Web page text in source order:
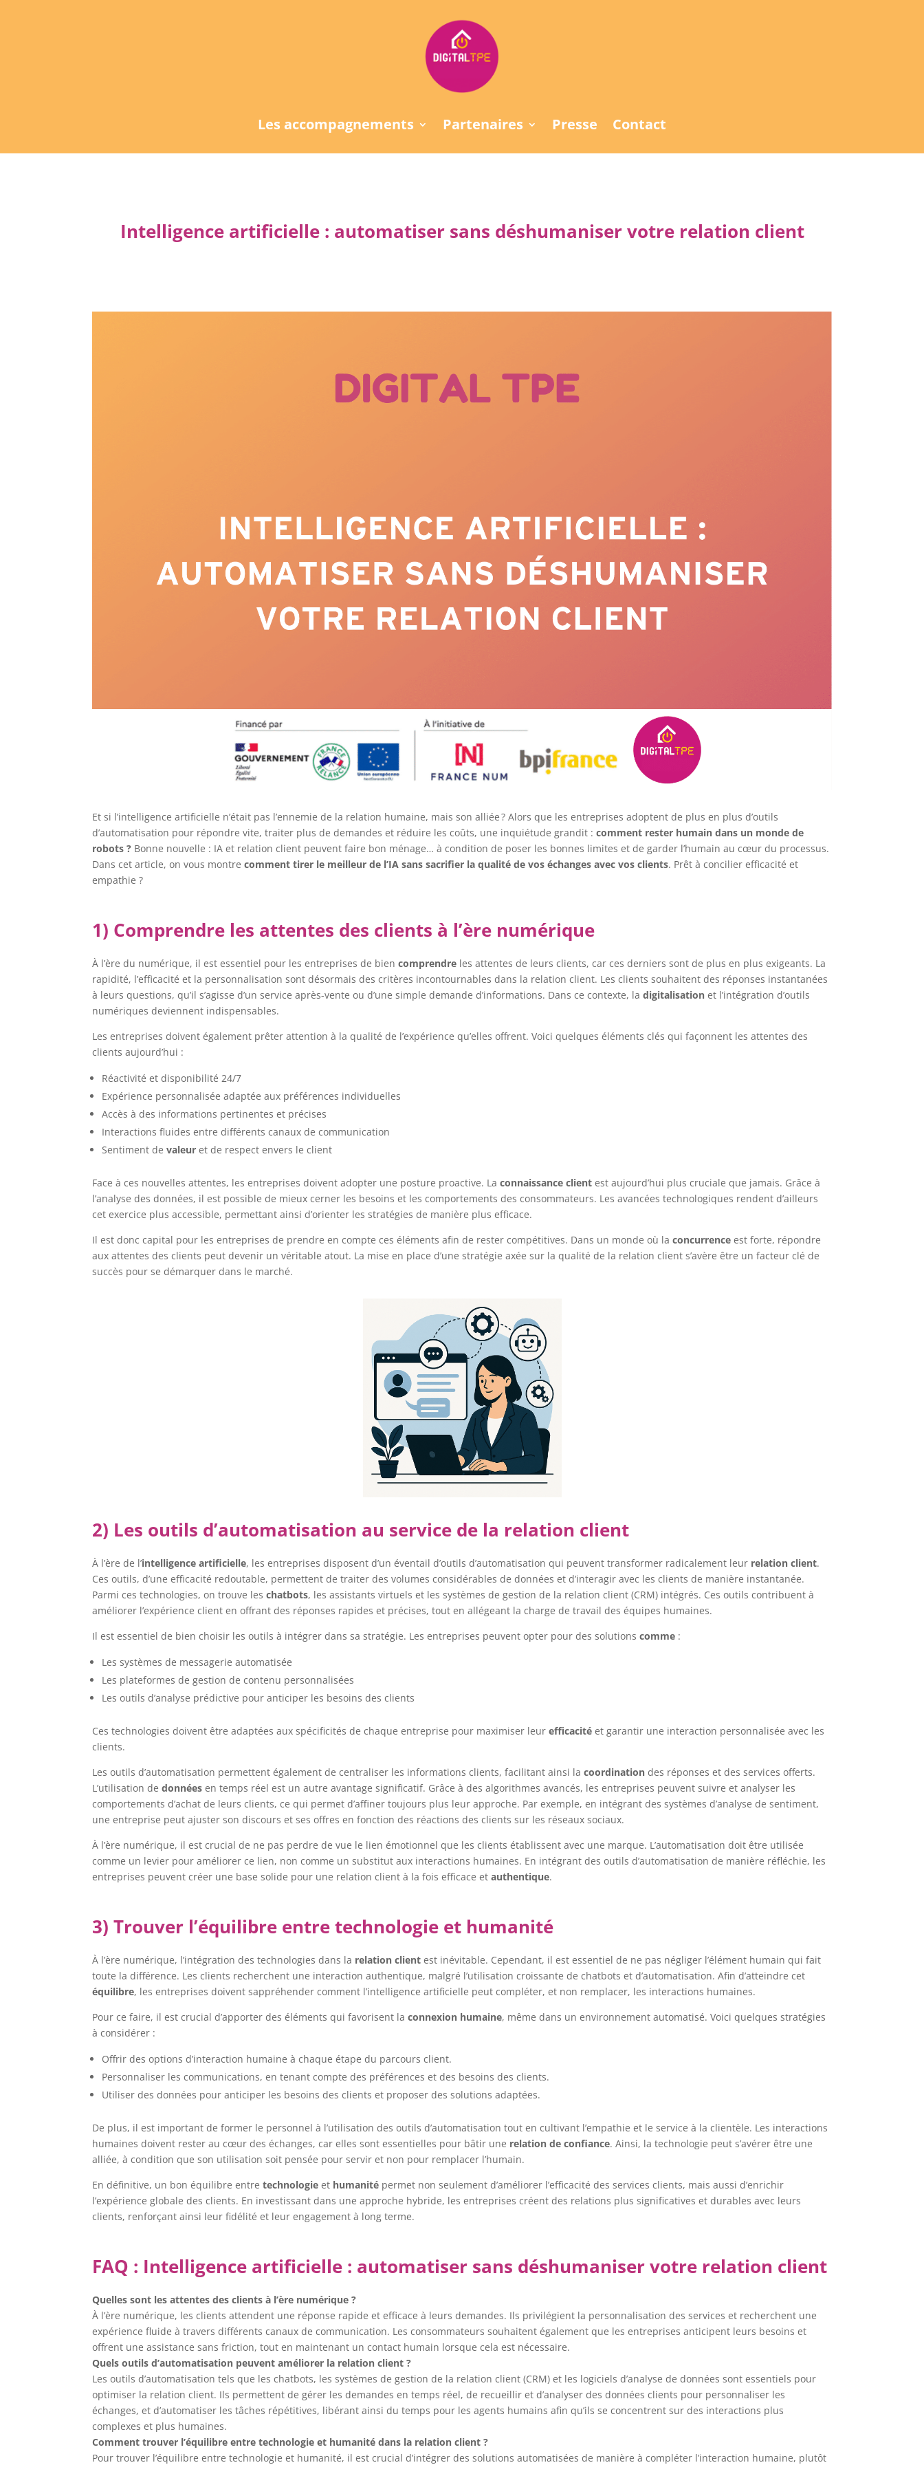
Les accompagnements Partenaires Presse Contact
Intelligence artificielle : automatiser sans déshumaniser votre relation client
Et si l’intelligence artificielle n’était pas l’ennemie de la relation humaine, mais son alliée ? Alors que les entreprises adoptent de plus en plus d’outils
d’automatisation pour répondre vite, traiter plus de demandes et réduire les coûts, une inquiétude grandit :comment rester humain dans un monde de
robots ? Bonne nouvelle : IA et relation client peuvent faire bon ménage… à condition de poser les bonnes limites et de garder l’humain au cœur du processus.
Dans cet article, on vous montrecomment tirer le meilleur de l’IA sans sacrifier la qualité de vos échanges avec vos clients. Prêt à concilier efficacité et
empathie ?
1) Comprendre les attentes des clients à l’ère numérique
À l’ère du numérique, il est essentiel pour les entreprises de biencomprendre les attentes de leurs clients, car ces derniers sont de plus en plus exigeants. La
rapidité, l’efficacité et la personnalisation sont désormais des critères incontournables dans la relation client. Les clients souhaitent des réponses instantanées
à leurs questions, qu’il s’agisse d’un service après-vente ou d’une simple demande d’informations. Dans ce contexte, ladigitalisation et l’intégration d’outils
numériques deviennent indispensables.
Les entreprises doivent également prêter attention à la qualité de l’expérience qu’elles offrent. Voici quelques éléments clés qui façonnent les attentes des
clients aujourd’hui :
Réactivité et disponibilité 24/7
Expérience personnalisée adaptée aux préférences individuelles
Accès à des informations pertinentes et précises
Interactions fluides entre différents canaux de communication
Sentiment devaleur et de respect envers le client
Face à ces nouvelles attentes, les entreprises doivent adopter une posture proactive. Laconnaissance client est aujourd’hui plus cruciale que jamais. Grâce à
l’analyse des données, il est possible de mieux cerner les besoins et les comportements des consommateurs. Les avancées technologiques rendent d’ailleurs
cet exercice plus accessible, permettant ainsi d’orienter les stratégies de manière plus efficace.
Il est donc capital pour les entreprises de prendre en compte ces éléments afin de rester compétitives. Dans un monde où laconcurrence est forte, répondre
aux attentes des clients peut devenir un véritable atout. La mise en place d’une stratégie axée sur la qualité de la relation client s’avère être un facteur clé de
succès pour se démarquer dans le marché.
2) Les outils d’automatisation au service de la relation client
À l’ère de l’intelligence artificielle, les entreprises disposent d’un éventail d’outils d’automatisation qui peuvent transformer radicalement leur relation client.
Ces outils, d’une efficacité redoutable, permettent de traiter des volumes considérables de données et d’interagir avec les clients de manière instantanée.
Parmi ces technologies, on trouve leschatbots, les assistants virtuels et les systèmes de gestion de la relation client (CRM) intégrés. Ces outils contribuent à
améliorer l’expérience client en offrant des réponses rapides et précises, tout en allégeant la charge de travail des équipes humaines.
Il est essentiel de bien choisir les outils à intégrer dans sa stratégie. Les entreprises peuvent opter pour des solutionscomme :
Les systèmes de messagerie automatisée
Les plateformes de gestion de contenu personnalisées
Les outils d’analyse prédictive pour anticiper les besoins des clients
Ces technologies doivent être adaptées aux spécificités de chaque entreprise pour maximiser leurefficacité et garantir une interaction personnalisée avec les
clients.
Les outils d’automatisation permettent également de centraliser les informations clients, facilitant ainsi la coordination des réponses et des services offerts.
L’utilisation dedonnées en temps réel est un autre avantage significatif. Grâce à des algorithmes avancés, les entreprises peuvent suivre et analyser les
comportements d’achat de leurs clients, ce qui permet d’affiner toujours plus leur approche. Par exemple, en intégrant des systèmes d’analyse de sentiment,
une entreprise peut ajuster son discours et ses offres en fonction des réactions des clients sur les réseaux sociaux.
À l’ère numérique, il est crucial de ne pas perdre de vue le lien émotionnel que les clients établissent avec une marque. L’automatisation doit être utilisée
comme un levier pour améliorer ce lien, non comme un substitut aux interactions humaines. En intégrant des outils d’automatisation de manière réfléchie, les
entreprises peuvent créer une base solide pour une relation client à la fois efficace etauthentique.
3) Trouver l’équilibre entre technologie et humanité
À l’ère numérique, l’intégration des technologies dans la relation client est inévitable. Cependant, il est essentiel de ne pas négliger l’élément humain qui fait
toute la différence. Les clients recherchent une interaction authentique, malgré l’utilisation croissante de chatbots et d’automatisation. Afin d’atteindre cet
équilibre, les entreprises doivent sappréhender comment l’intelligence artificielle peut compléter, et non remplacer, les interactions humaines.
Pour ce faire, il est crucial d’apporter des éléments qui favorisent laconnexion humaine, même dans un environnement automatisé. Voici quelques stratégies
à considérer :
Offrir des options d’interaction humaine à chaque étape du parcours client.
Personnaliser les communications, en tenant compte des préférences et des besoins des clients.
Utiliser des données pour anticiper les besoins des clients et proposer des solutions adaptées.
De plus, il est important de former le personnel à l’utilisation des outils d’automatisation tout en cultivant l’empathie et le service à la clientèle. Les interactions
humaines doivent rester au cœur des échanges, car elles sont essentielles pour bâtir une relation de confiance. Ainsi, la technologie peut s’avérer être une
alliée, à condition que son utilisation soit pensée pour servir et non pour remplacer l’humain.
En définitive, un bon équilibre entretechnologie et humanité permet non seulement d’améliorer l’efficacité des services clients, mais aussi d’enrichir
l’expérience globale des clients. En investissant dans une approche hybride, les entreprises créent des relations plus significatives et durables avec leurs
clients, renforçant ainsi leur fidélité et leur engagement à long terme.
FAQ : Intelligence artificielle : automatiser sans déshumaniser votre relation client
Quelles sont les attentes des clients à l’ère numérique ?
À l’ère numérique, les clients attendent une réponse rapide et efficace à leurs demandes. Ils privilégient la personnalisation des services et recherchent une
expérience fluide à travers différents canaux de communication. Les consommateurs souhaitent également que les entreprises anticipent leurs besoins et
offrent une assistance sans friction, tout en maintenant un contact humain lorsque cela est nécessaire.
Quels outils d’automatisation peuvent améliorer la relation client ?
Les outils d’automatisation tels que les chatbots, les systèmes de gestion de la relation client (CRM) et les logiciels d’analyse de données sont essentiels pour
optimiser la relation client. Ils permettent de gérer les demandes en temps réel, de recueillir et d’analyser des données clients pour personnaliser les
échanges, et d’automatiser les tâches répétitives, libérant ainsi du temps pour les agents humains afin qu’ils se concentrent sur des interactions plus
complexes et plus humaines.
Comment trouver l’équilibre entre technologie et humanité dans la relation client ?
Pour trouver l’équilibre entre technologie et humanité, il est crucial d’intégrer des solutions automatisées de manière à compléter l’interaction humaine, plutôt